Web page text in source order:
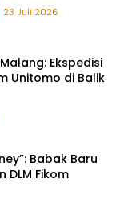
23 Juli 2026
Ekspedisi
Unitomo di Balik
Babak Baru
DLM Fikom